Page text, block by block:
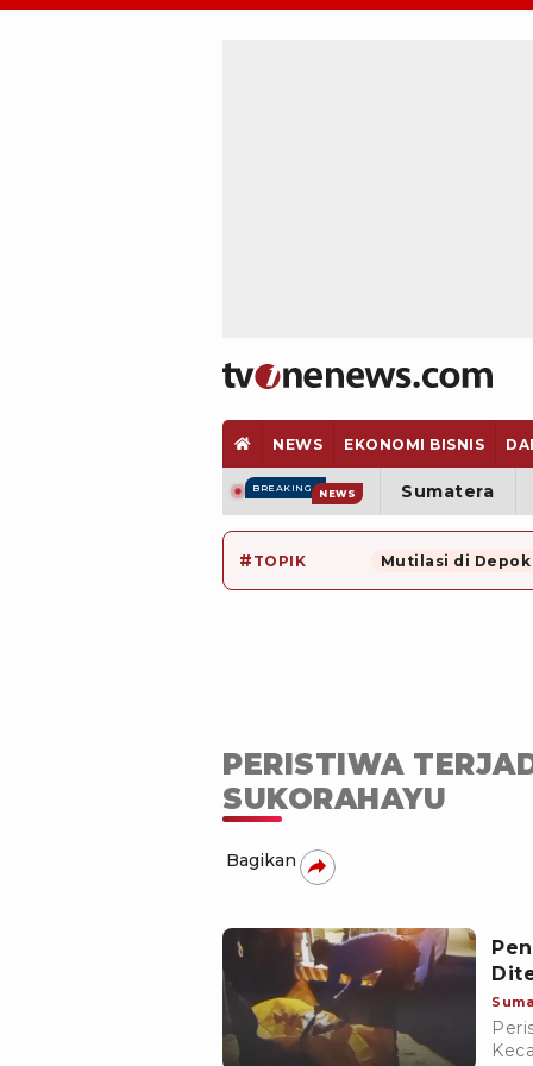
NEWS EKONOMI BISNIS
BREAKING NEWS Sumatera
# TOPIK Mutilasi di Depok
PERISTIWA
SUKORAHAYU
Bagikan